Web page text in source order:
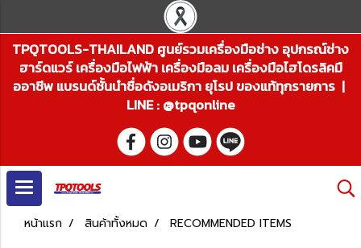
TPQTOOLS-THAILAND ศูนย์รวมเครื่องมือช่าง อุปกรณ์ช่าง
ฮาร์ดแวร์ เครื่องมือไฟฟ้า เครื่องมือลม เครื่องมือไฮโดรลิคมื
ออาชีพ แบรนด์ชั้นนำชื่อดังอเมริกา ยุโรป ของแท้ทุกรายการ |
LINE : @tpqonline
หน้าแรก สินค้าทั้งหมด RECOMMENDED ITEMS